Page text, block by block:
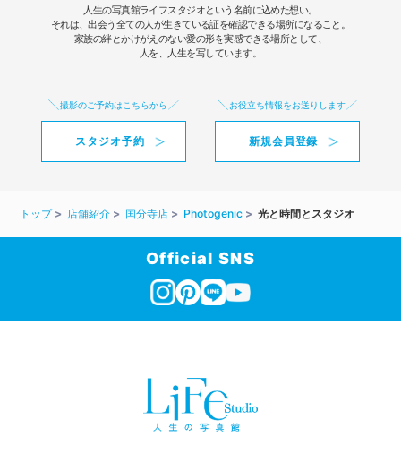
人生の写真館ライフスタジオという名前に込めた想い。
それは、出会う全ての人が生きている証を確認できる場所になること。
家族の絆とかけがえのない愛の形を実感できる場所として、
人を、人生を写しています。
撮影のご予約はこちらから
スタジオ予約
お役立ち情報をお送りします
新規会員登録
トップ 店舗紹介 国分寺店 Photogenic 光と時間とスタジオ
Official SNS